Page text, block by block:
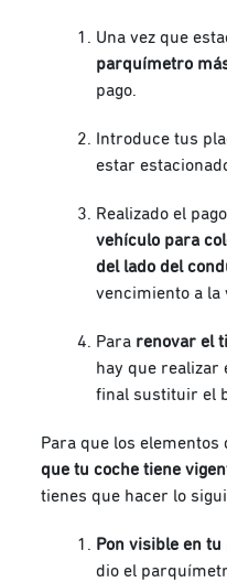
Una vez que
parquímetro
pago.
Introduce tus
estar
Realizado el
vehículo para
del lado del
vencimiento a la
Para renovar el
hay que realizar
final sustituir el
Para que los elementos
que tu coche tiene
tienes que hacer lo
Pon visible en
dio el